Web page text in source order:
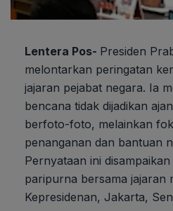
Lentera Pos- Presiden
melontarkan peringatan
jajaran pejabat negara. Ia
bencana tidak dijadikan
berfoto-foto, melainkan
penanganan dan bantuan
Pernyataan ini
paripurna bersama jajaran
Kepresidenan, Jakarta,